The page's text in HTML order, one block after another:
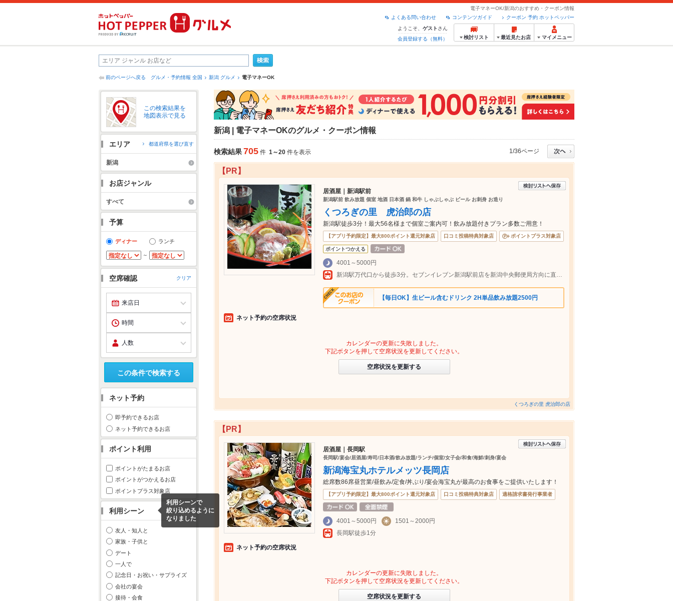
電子マネーOK/新潟のおすすめ・クーポン情報
クーポン 予約 ホットペッパー
コンテンツガイド
よくある問い合わせ
ようこそ、 ゲスト さん
会員登録する（無料）
検討リスト 最近見たお店 マイメニュー
前のページへ戻る グルメ・予約情報 全国 新潟 グルメ 電子マネーOK
この検索結果を
地図表示で見る
エリア 都道府県を選び直す
新潟
お店ジャンル
すべて
予算
ディナー ランチ
～
空席確認 クリア
この条件で検索する
ネット予約
即予約できるお店
ネット予約できるお店
ポイント利用
ポイントがたまるお店
ポイントがつかえるお店
ポイントプラス対象店
利用シーン
利用シーンで
絞り込めるように
なりました
友人・知人と
家族・子供と
デート
一人で
記念日・お祝い・サプライズ
会社の宴会
接待・会食
新潟 | 電子マネーOKのグルメ・クーポン情報
検索結果705 件 1～20 件を表示 1/36ページ
【PR】
居酒屋｜新潟駅前
新潟駅前 飲み放題 個室 地酒 日本酒 鍋 和牛 しゃぶしゃぶ ビール お刺身 お造り
くつろぎの里 虎治郎の店
新潟駅徒歩3分！最大56名様まで個室ご案内可！飲み放題付きプラン多数ご用意！
【アプリ予約限定】最大800ポイント還元対象店 口コミ投稿特典対象店 ポイントプラス対象店
ポイントつかえる
4001～5000円
新潟駅万代口から徒歩3分。セブンイレブン新潟駅前店を新潟中央郵便局方向に直進。道草ノ茶屋様の角を右折、すぐ左側。
【毎日OK】生ビール含むドリンク 2H単品飲み放題2500円
ネット予約の空席状況
カレンダーの更新に失敗しました。
下記ボタンを押して空席状況を更新してください。
空席状況を更新する
くつろぎの里 虎治郎の店
【PR】
居酒屋｜長岡駅
長岡駅/宴会/居酒屋/寿司/日本酒/飲み放題/ランチ/個室/女子会/和食/海鮮/刺身/宴会
新潟海宝丸ホテルメッツ長岡店
総席数86席昼営業/昼飲み/定食/丼ぶり/宴会海宝丸が最高のお食事をご提供いたします！
【アプリ予約限定】最大800ポイント還元対象店 口コミ投稿特典対象店 適格請求書発行事業者
4001～5000円
1501～2000円
長岡駅徒歩1分
ネット予約の空席状況
カレンダーの更新に失敗しました。
下記ボタンを押して空席状況を更新してください。
空席状況を更新する